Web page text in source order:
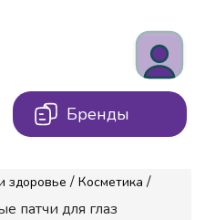
Бренды
здоровье / Косметика /
патчи для глаз